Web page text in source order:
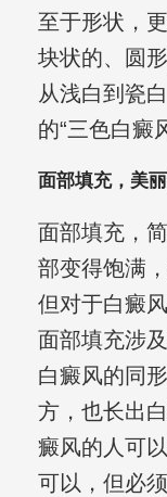
至于形状，
块状的、圆
从浅白到瓷
的“三色白癜
面部填充，美
面部填充，
部变得饱满
但对于白癜
面部填充涉
白癜风的同
方，也长出
癜风的人可
可以，但必